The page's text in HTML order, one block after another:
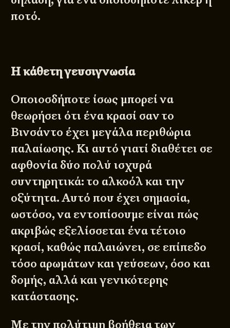
ποτό.
Η κάθετη γευσιγνωσία
Οποιοσδήποτε ίσως μπορεί να
θεωρήσει ότι ένα κρασί σαν το
Βινσάντο έχει μεγάλα περιθώρια
παλαίωσης. Κι αυτό γιατί διαθέτει σε
αφθονία δύο πολύ ισχυρά
συντηρητικά: το αλκοόλ και την
οξύτητα. Αυτό που έχει σημασία,
ωστόσο, να εντοπίσουμε είναι πώς
ακριβώς εξελίσσεται ένα τέτοιο
κρασί, καθώς παλαιώνει, σε επίπεδο
τόσο αρωμάτων και γεύσεων, όσο και
δομής, αλλά και γενικότερης
κατάστασης.
Με την πολύτιμη βοήθεια των